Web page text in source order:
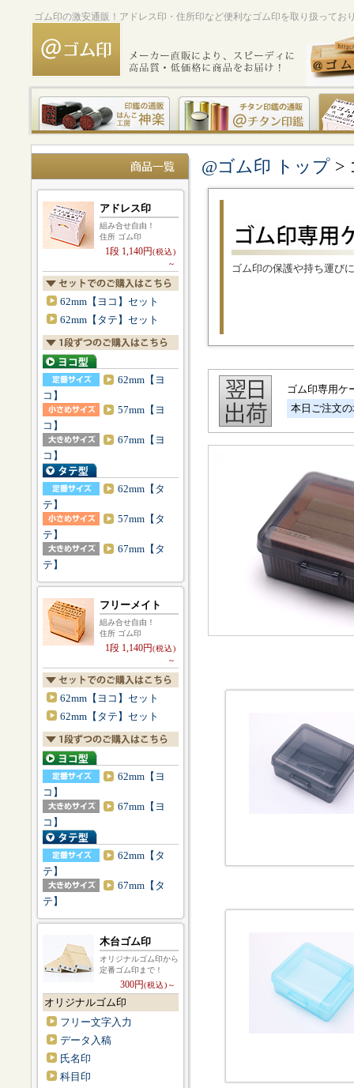
ゴム印の激安通販！アドレス印・住所印など便利なゴム印を取り扱ってお
アドレス印
組み合せ自由！
住所 ゴム印
1段 1,140円(税込)
～
62mm【ヨコ】セット
62mm【タテ】セット
62mm【ヨ
コ】
57mm【ヨ
コ】
67mm【ヨ
コ】
62mm【タ
テ】
57mm【タ
テ】
67mm【タ
テ】
フリーメイト
組み合せ自由！
住所 ゴム印
1段 1,140円(税込)
～
62mm【ヨコ】セット
62mm【タテ】セット
62mm【ヨ
コ】
67mm【ヨ
コ】
62mm【タ
テ】
67mm【タ
テ】
木台ゴム印
オリジナルゴム印から
定番ゴム印まで！
300円(税込)～
オリジナルゴム印
フリー文字入力
データ入稿
氏名印
科目印
@ゴム印 トップ >
ゴム印の保護や持ち運び
ゴム印専用ケ
本日ご注文